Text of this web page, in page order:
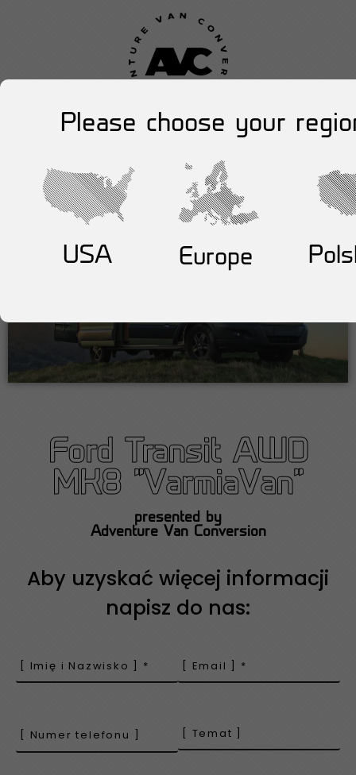
Ford Transit AWD
MK8 "VarmiaVan"
presented by
Adventure Van Conversion
Aby uzyskać więcej informacji
napisz do nas:
Please choose your
USA Europe